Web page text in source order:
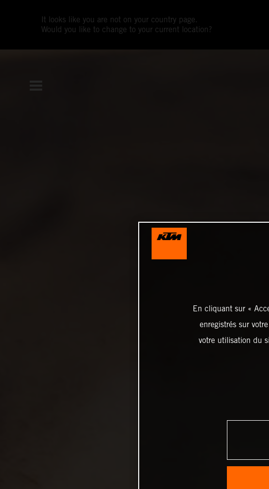
It looks like you are not on your country page.
Would you like to change to your current location?
En cliquant sur «
enregistrés sur
votre utilisation du